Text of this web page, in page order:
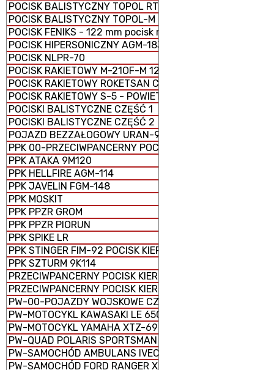
POCISK BALISTYCZNY TOPOL RT-2PM
POCISK BALISTYCZNY TOPOL-M RS-12M1
POCISK FENIKS - 122 mm pocisk rakietowy M-21 FHD
POCISK HIPERSONICZNY AGM-183 ARRW
POCISK NLPR-70
POCISK RAKIETOWY M-21OF-M 122 mm
POCISK RAKIETOWY ROKETSAN CIRIT KAL. 70 mm
POCISK RAKIETOWY S-5 - POWIETRZE-ZIEMIA
POCISKI BALISTYCZNE CZĘŚĆ 1
POCISKI BALISTYCZNE CZĘŚĆ 2
POJAZD BEZZAŁOGOWY URAN-9
PPK 00-PRZECIWPANCERNY POCISK KIEROWANY
PPK ATAKA 9M120
PPK HELLFIRE AGM-114
PPK JAVELIN FGM-148
PPK MOSKIT
PPK PPZR GROM
PPK PPZR PIORUN
PPK SPIKE LR
PPK STINGER FIM-92 POCISK KIEROWANY ZIEMIA-
PPK SZTURM 9K114
PRZECIWPANCERNY POCISK KIEROWANY 9K123
PRZECIWPANCERNY POCISK KIEROWANY 9M133 KORNET
PW-00-POJAZDY WOJSKOWE CZĘŚĆ 1
PW-MOTOCYKL KAWASAKI LE 650 VERSYS
PW-MOTOCYKL YAMAHA XTZ-690
PW-QUAD POLARIS SPORTSMAN SPM 1000 E
PW-SAMOCHÓD AMBULANS IVECO 70W18EIII
PW-SAMOCHÓD FORD RANGER XLT